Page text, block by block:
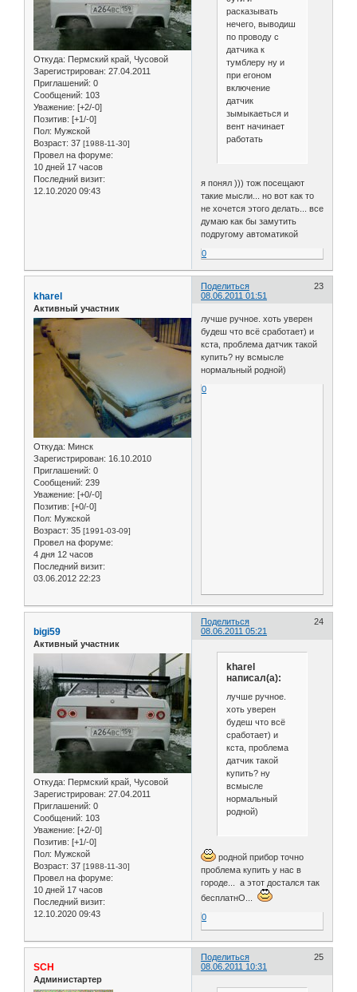
Откуда: Пермский край, Чусовой
Зарегистрирован: 27.04.2011
Приглашений: 0
Сообщений: 103
Уважение: [+2/-0]
Позитив: [+1/-0]
Пол: Мужской
Возраст: 37 [1988-11-30]
Провел на форуме:
10 дней 17 часов
Последний визит:
12.10.2020 09:43
расказывать
нечего, выводиш
по проводу с
датчика к
тумблеру ну и
при егоном
включение
датчик
зымыкаеться и
вент начинает
работать
я понял ))) тож посещают
такие мысли... но вот как то
не хочется этого делать... все
думаю как бы замутить
подругому автоматикой
0
Поделиться
23
08.06.2011 01:51
kharel
Активный участник
Откуда: Минск
Зарегистрирован: 16.10.2010
Приглашений: 0
Сообщений: 239
Уважение: [+0/-0]
Позитив: [+0/-0]
Пол: Мужской
Возраст: 35 [1991-03-09]
Провел на форуме:
4 дня 12 часов
Последний визит:
03.06.2012 22:23
лучше ручное. хоть уверен
будеш что всё сработает) и
кста, проблема датчик такой
купить? ну всмысле
нормальный родной)
0
Поделиться
24
08.06.2011 05:21
bigi59
Активный участник
Откуда: Пермский край, Чусовой
Зарегистрирован: 27.04.2011
Приглашений: 0
Сообщений: 103
Уважение: [+2/-0]
Позитив: [+1/-0]
Пол: Мужской
Возраст: 37 [1988-11-30]
Провел на форуме:
10 дней 17 часов
Последний визит:
12.10.2020 09:43
kharel
написал(а):
лучше ручное.
хоть уверен
будеш что всё
сработает) и
кста, проблема
датчик такой
купить? ну
всмысле
нормальный
родной)
родной прибор точно
проблема купить у нас в
городе... а этот достался так
бесплатнО...
0
Поделиться
25
08.06.2011 10:31
SCH
Администартер